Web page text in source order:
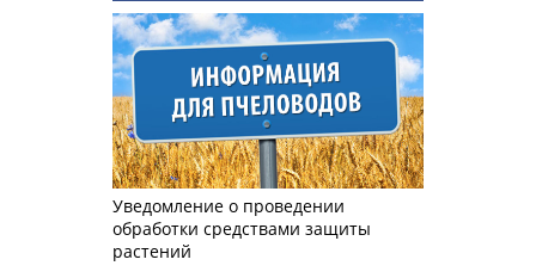
Уведомление о проведении
обработки средствами защиты
растений